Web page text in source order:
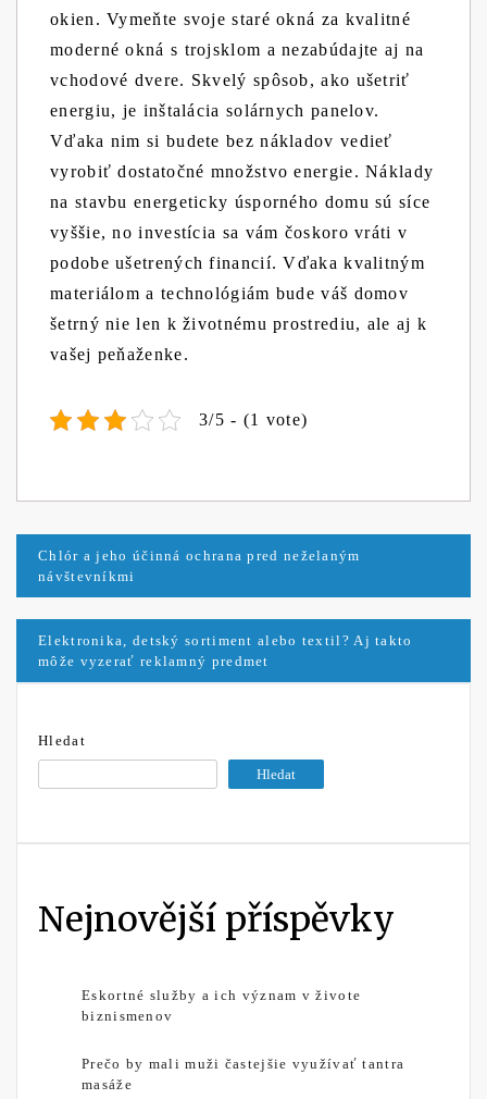
okien. Vymeňte svoje staré okná za kvalitné
moderné okná s trojsklom a nezabúdajte aj na
vchodové dvere. Skvelý spôsob, ako ušetriť
energiu, je inštalácia solárnych panelov.
Vďaka nim si budete bez nákladov vedieť
vyrobiť dostatočné množstvo energie. Náklady
na stavbu energeticky úsporného domu sú síce
vyššie, no investícia sa vám čoskoro vráti v
podobe ušetrených financií. Vďaka kvalitným
materiálom a technológiám bude váš domov
šetrný nie len k životnému prostrediu, ale aj k
vašej peňaženke.
3/5 - (1 vote)
Navigace
pro
příspěvek
Chlór a jeho účinná ochrana pred neželaným
návštevníkmi
Elektronika, detský sortiment alebo textil? Aj takto
môže vyzerať reklamný predmet
Hledat
Hledat
Nejnovější příspěvky
Eskortné služby a ich význam v živote
biznismenov
Prečo by mali muži častejšie využívať tantra
masáže